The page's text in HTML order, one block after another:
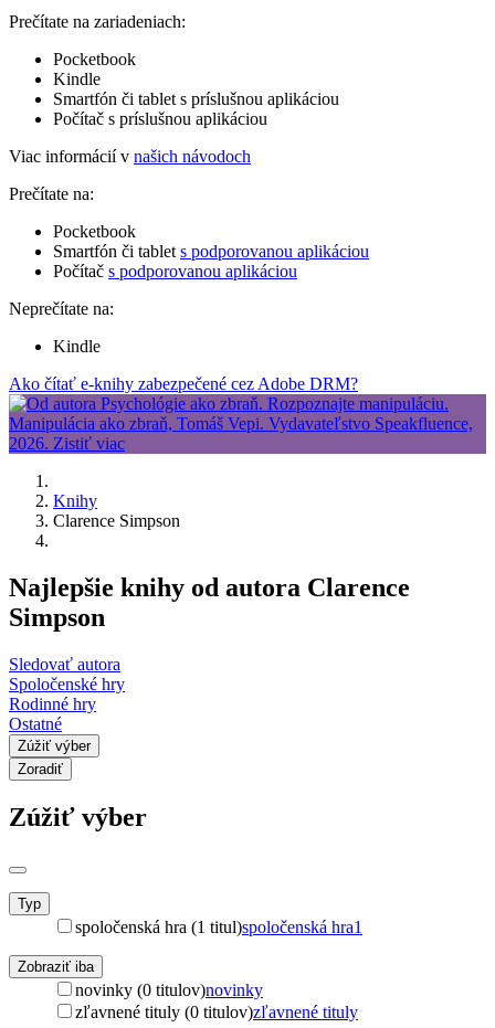
Prečítate na zariadeniach:
Pocketbook
Kindle
Smartfón či tablet s príslušnou aplikáciou
Počítač s príslušnou aplikáciou
Viac informácií v našich návodoch
Prečítate na:
Pocketbook
Smartfón či tablet s podporovanou aplikáciou
Počítač s podporovanou aplikáciou
Neprečítate na:
Kindle
Ako čítať e-knihy zabezpečené cez Adobe DRM?
Knihy
Clarence Simpson
Najlepšie knihy od autora Clarence
Simpson
Sledovať autora
Spoločenské hry
Rodinné hry
Ostatné
Zúžiť výber
Zoradiť
Zúžiť výber
Typ
spoločenská hra (1 titul)spoločenská hra1
Zobraziť iba
novinky (0 titulov)novinky
zľavnené tituly (0 titulov)zľavnené tituly